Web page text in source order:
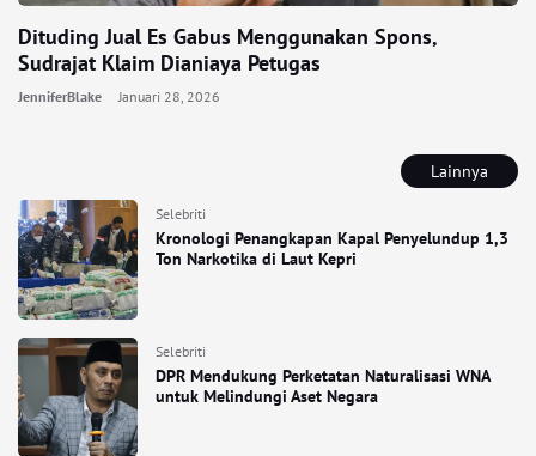
Lainnya
Selebriti
Kronologi Penangkapan Kapal Penyelundup 1,3
Ton Narkotika di Laut Kepri
Selebriti
DPR Mendukung Perketatan Naturalisasi WNA
untuk Melindungi Aset Negara
Dituding Jual Es Gabus Menggunakan Spons,
Sudrajat Klaim Dianiaya Petugas
JenniferBlake Januari 28, 2026